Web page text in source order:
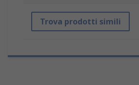
Trova prodotti simili